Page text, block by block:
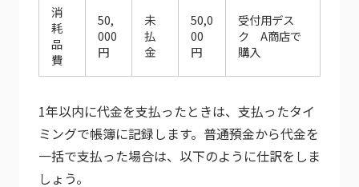
消
耗
品
費
50,
000
円
未
払
金
50,0
00
円
受付用デス
ク A商店で
購入
1年以内に代金を支払ったときは、支払ったタイ
ミングで帳簿に記録します。普通預金から代金を
一括で支払った場合は、以下のように仕訳をしま
しょう。